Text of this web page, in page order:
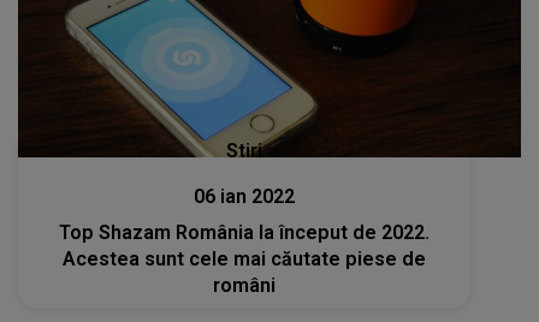
Stiri
06 ian 2022
Top Shazam România la început de 2022.
Acestea sunt cele mai căutate piese de
români